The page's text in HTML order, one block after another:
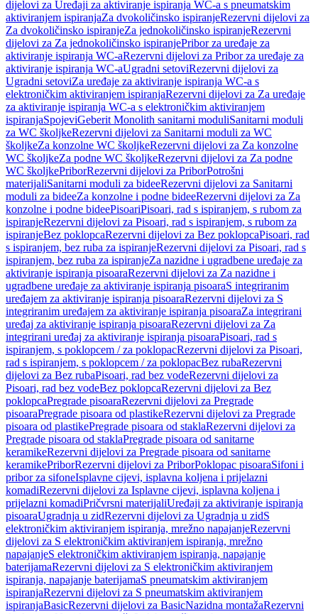
dijelovi za Uređaji za aktiviranje ispiranja WC-a s pneumatskim
aktiviranjem ispiranjaZa dvokoličinsko ispiranjeRezervni dijelovi za
Za dvokoličinsko ispiranjeZa jednokoličinsko ispiranjeRezervni
dijelovi za Za jednokoličinsko ispiranjePribor za uređaje za
aktiviranje ispiranja WC-aRezervni dijelovi za Pribor za uređaje za
aktiviranje ispiranja WC-aUgradni setoviRezervni dijelovi za
Ugradni setoviZa uređaje za aktiviranje ispiranja WC-a s
elektroničkim aktiviranjem ispiranjaRezervni dijelovi za Za uređaje
za aktiviranje ispiranja WC-a s elektroničkim aktiviranjem
ispiranjaSpojeviGeberit Monolith sanitarni moduliSanitarni moduli
za WC školjkeRezervni dijelovi za Sanitarni moduli za WC
školjkeZa konzolne WC školjkeRezervni dijelovi za Za konzolne
WC školjkeZa podne WC školjkeRezervni dijelovi za Za podne
WC školjkePriborRezervni dijelovi za PriborPotrošni
materijaliSanitarni moduli za bideeRezervni dijelovi za Sanitarni
moduli za bideeZa konzolne i podne bideeRezervni dijelovi za Za
konzolne i podne bideePisoariPisoari, rad s ispiranjem, s rubom za
ispiranjeRezervni dijelovi za Pisoari, rad s ispiranjem, s rubom za
ispiranjeBez poklopcaRezervni dijelovi za Bez poklopcaPisoari, rad
s ispiranjem, bez ruba za ispiranjeRezervni dijelovi za Pisoari, rad s
ispiranjem, bez ruba za ispiranjeZa nazidne i ugradbene uređaje za
aktiviranje ispiranja pisoaraRezervni dijelovi za Za nazidne i
ugradbene uređaje za aktiviranje ispiranja pisoaraS integriranim
uređajem za aktiviranje ispiranja pisoaraRezervni dijelovi za S
integriranim uređajem za aktiviranje ispiranja pisoaraZa integrirani
uređaj za aktiviranje ispiranja pisoaraRezervni dijelovi za Za
integrirani uređaj za aktiviranje ispiranja pisoaraPisoari, rad s
ispiranjem, s poklopcem / za poklopacRezervni dijelovi za Pisoari,
rad s ispiranjem, s poklopcem / za poklopacBez rubaRezervni
dijelovi za Bez rubaPisoari, rad bez vodeRezervni dijelovi za
Pisoari, rad bez vodeBez poklopcaRezervni dijelovi za Bez
poklopcaPregrade pisoaraRezervni dijelovi za Pregrade
pisoaraPregrade pisoara od plastikeRezervni dijelovi za Pregrade
pisoara od plastikePregrade pisoara od staklaRezervni dijelovi za
Pregrade pisoara od staklaPregrade pisoara od sanitarne
keramikeRezervni dijelovi za Pregrade pisoara od sanitarne
keramikePriborRezervni dijelovi za PriborPoklopac pisoaraSifoni i
pribor za sifoneIsplavne cijevi, isplavna koljena i prijelazni
komadiRezervni dijelovi za Isplavne cijevi, isplavna koljena i
prijelazni komadiPričvrsni materijaliUređaji za aktiviranje ispiranja
pisoaraUgradnja u zidRezervni dijelovi za Ugradnja u zidS
elektroničkim aktiviranjem ispiranja, mrežno napajanjeRezervni
dijelovi za S elektroničkim aktiviranjem ispiranja, mrežno
napajanjeS elektroničkim aktiviranjem ispiranja, napajanje
baterijamaRezervni dijelovi za S elektroničkim aktiviranjem
ispiranja, napajanje baterijamaS pneumatskim aktiviranjem
ispiranjaRezervni dijelovi za S pneumatskim aktiviranjem
ispiranjaBasicRezervni dijelovi za BasicNazidna montažaRezervni